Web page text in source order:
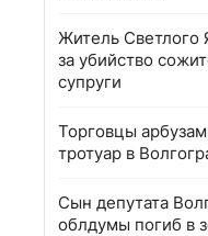
Житель Светлого
за убийство
супруги
Торговцы
тротуар в
Сын депутата
облдумы погиб в